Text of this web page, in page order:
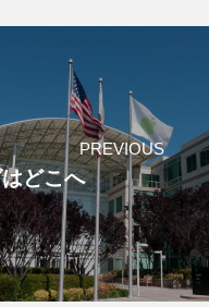
PREVIOUS
どこへ